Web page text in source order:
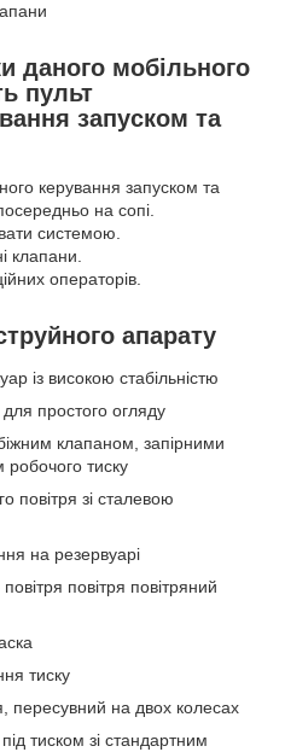
даного мобільного
пульт
запуском та
керування запуском та
на сопі.
системою.
клапани.
операторів.
апарату
із високою стабільністю
простого огляду
клапаном, запірними
тиску
повітря зі сталевою
на резервуарі
повітря повітряний
тиску
пересувний на двох колесах
тиском зі стандартним